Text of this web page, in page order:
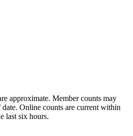
approximate. Member counts may
Online counts are current within
last six hours.